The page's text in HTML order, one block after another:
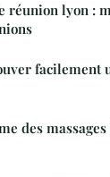
réunion lyon :
facilement
des